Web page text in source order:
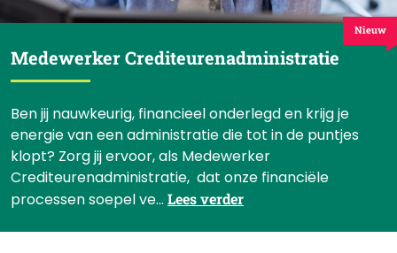
Medewerker Crediteurenadministratie
Ben jij nauwkeurig, financieel onderlegd en krijg je
energie van een administratie die tot in de puntjes
klopt? Zorg jij ervoor, als Medewerker
Crediteurenadministratie, dat onze financiële
processen soepel ve... Lees verder
Nieuw